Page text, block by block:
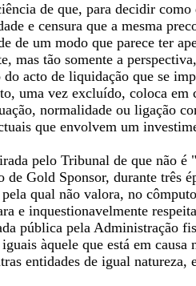
de que, para decidir
e censura que a mesma
de um modo que parece ter
mas tão somente a
acto de liquidação que se
uma vez excluído, coloca
normalidade ou ligação
que envolvem um
pelo Tribunal de que não
Gold Sponsor, durante três
qual não valora, no
e inquestionavelmente
pública pela Administração
àquele que está em
entidades de igual natureza,